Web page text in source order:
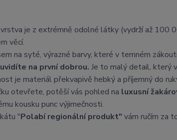
vrstva je z extrémně odolné látky (vydrží až 100
věcí.
na syté, výrazné barvy, které v temném
uvidíte na první dobrou. Je to malý detail, který
je materiál překvapivě hebký a příjemný do
otevřete, potěší vás pohled na luxusní
kousku punc výjimečnosti.
"Polabí regionální produkt"vám ručím za